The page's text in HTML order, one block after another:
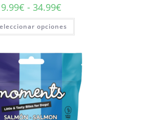
9.99€ - 34.99€
opciones